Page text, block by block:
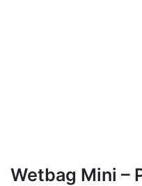
Wetbag Mini –